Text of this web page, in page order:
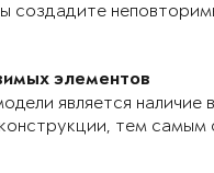
создадите
элементов
является наличие
тем